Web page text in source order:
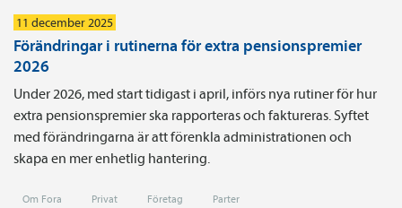
11 december 2025
Förändringar i rutinerna för extra pensionspremier
2026
Under 2026, med start tidigast i april, införs nya rutiner för hur
extra pensionspremier ska rapporteras och faktureras. Syftet
med förändringarna är att förenkla administrationen och
skapa en mer enhetlig hantering.
Om Fora Privat Företag Parter